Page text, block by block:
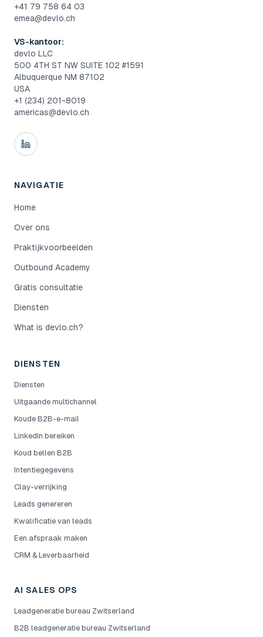
+41 79 758 64 03
emea@devlo.ch
VS-kantoor:
devlo LLC
500 4TH ST NW SUITE 102 #1591
Albuquerque NM 87102
USA
+1 (234) 201-8019
americas@devlo.ch
NAVIGATIE
Home
Over ons
Praktijkvoorbeelden
Outbound Academy
Gratis consultatie
Diensten
What is devlo.ch?
DIENSTEN
Diensten
Uitgaande multichannel
Koude B2B-e-mail
LinkedIn bereiken
Koud bellen B2B
Intentiegegevens
Clay-verrijking
Leads genereren
Kwalificatie van leads
Een afspraak maken
CRM & Leverbaarheid
AI SALES OPS
Leadgeneratie bureau Zwitserland
B2B leadgeneratie bureau Zwitserland